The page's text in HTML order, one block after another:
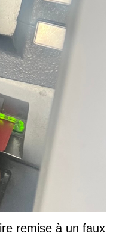
remise à un faux